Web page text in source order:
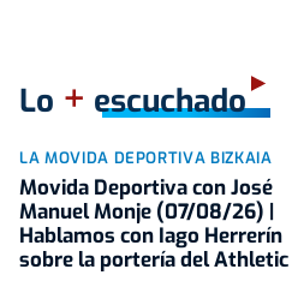
Lo + escuchado
LA MOVIDA DEPORTIVA BIZKAIA
Movida Deportiva con José
Manuel Monje (07/08/26) |
Hablamos con Iago Herrerín
sobre la portería del Athletic